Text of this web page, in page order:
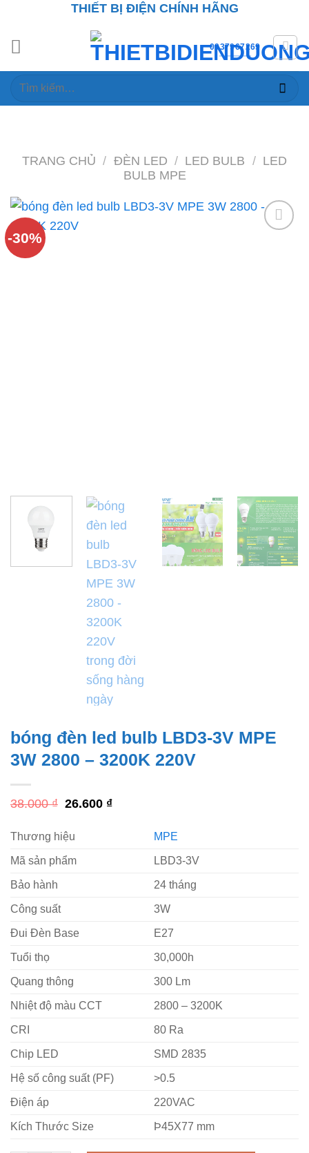
THIẾT BỊ ĐIỆN CHÍNH HÃNG
0937967269
Tìm
TRANG CHỦ / ĐÈN LED / LED BULB / LED
BULB MPE
-30%
bóng đèn led bulb LBD3-3V MPE
3W 2800 – 3200K 220V
38.000₫ Giá
38.000 ₫.
26.600 ₫Giá
Thương hiệu MPE
Mã sản phẩm LBD3-3V
Bảo hành 24 tháng
Công suất 3W
Đui Đèn Base E27
Tuổi thọ 30,000h
Quang thông 300 Lm
Nhiệt độ màu CCT 2800 – 3200K
CRI 80 Ra
Chip LED SMD 2835
Hệ số công suất (PF) >0.5
Điện áp 220VAC
Kích Thước Size Þ45X77 mm